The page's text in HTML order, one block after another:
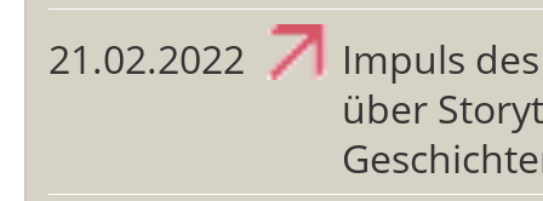
21.02.2022
Impuls
über